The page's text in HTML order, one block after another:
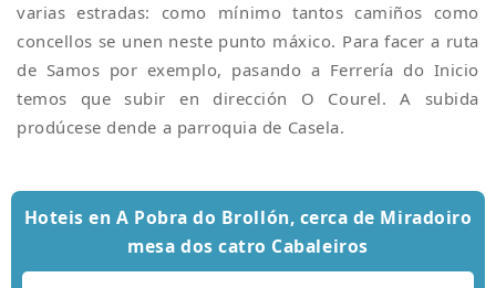
varias estradas: como mínimo tantos camiños como
concellos se unen neste punto máxico. Para facer a ruta
de Samos por exemplo, pasando a Ferrería do Inicio
temos que subir en dirección O Courel. A subida
prodúcese dende a parroquia de Casela.
Hoteis en A Pobra do Brollón, cerca de Miradoiro
mesa dos catro Cabaleiros